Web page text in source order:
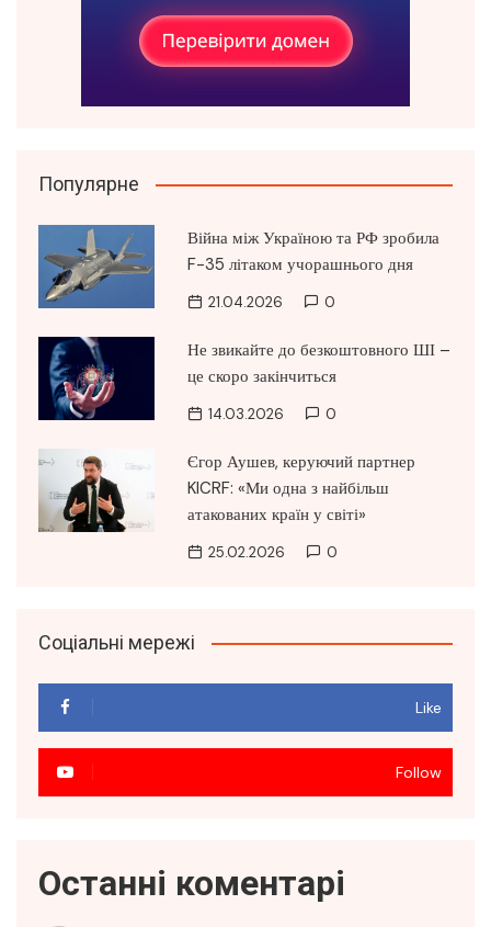
Популярне
Війна між Україною та РФ зробила
F-35 літаком учорашнього дня
21.04.2026 0
Не звикайте до безкоштовного ШІ –
це скоро закінчиться
14.03.2026 0
Єгор Аушев, керуючий партнер
KICRF: «Ми одна з найбільш
атакованих країн у світі»
25.02.2026 0
Соціальні мережі
Like
Follow
Останні коментарі